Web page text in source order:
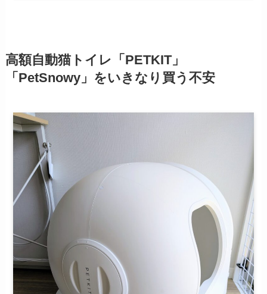
高額自動猫トイレ「PETKIT」
「PetSnowy」をいきなり買う不安